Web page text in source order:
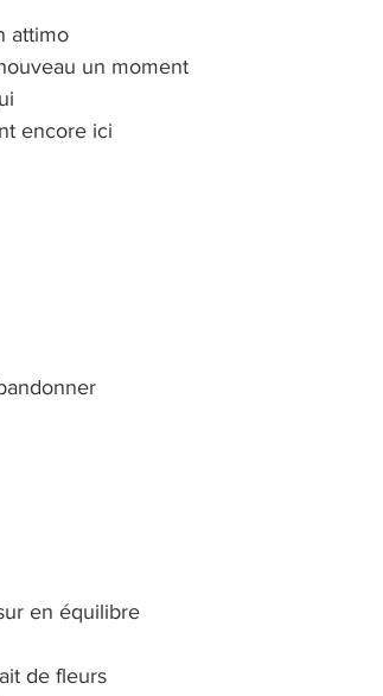
attimo
un moment
encore ici
en équilibre
de fleurs